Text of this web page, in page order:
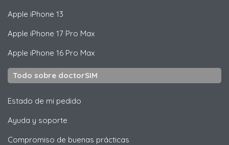
Apple iPhone 13
Apple iPhone 17 Pro Max
Apple iPhone 16 Pro Max
Todo sobre doctorSIM
Estado de mi pedido
Ayuda y soporte
Compromiso de buenas prácticas